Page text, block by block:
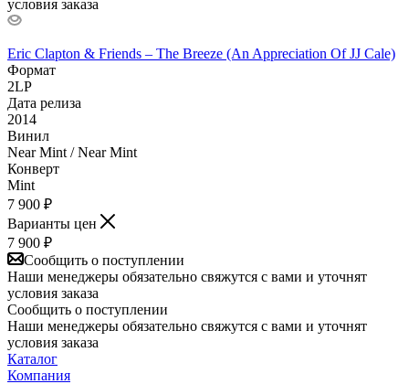
условия заказа
Eric Clapton & Friends – The Breeze (An Appreciation Of JJ Cale)
Формат
2LP
Дата релиза
2014
Винил
Near Mint / Near Mint
Конверт
Mint
7 900 ₽
Варианты цен
7 900 ₽
Сообщить о поступлении
Наши менеджеры обязательно свяжутся с вами и уточнят
условия заказа
Сообщить о поступлении
Наши менеджеры обязательно свяжутся с вами и уточнят
условия заказа
Каталог
Компания